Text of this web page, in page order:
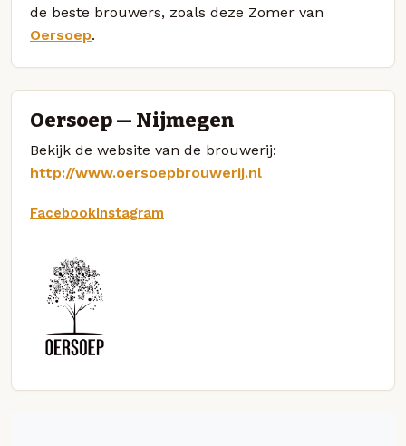
de beste brouwers, zoals deze Zomer van
Oersoep.
Oersoep — Nijmegen
Bekijk de website van de brouwerij:
http://www.oersoepbrouwerij.nl
FacebookInstagram